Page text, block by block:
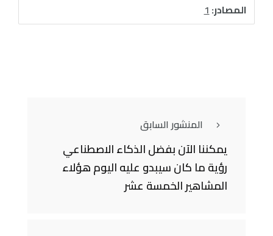
المصادر:1
المنشور السابق
يمكننا الآن بفضل الذكاء الاصطناعي
رؤية ما كان سيبدو عليه اليوم هؤلاء
المشاهير الخمسة عشر